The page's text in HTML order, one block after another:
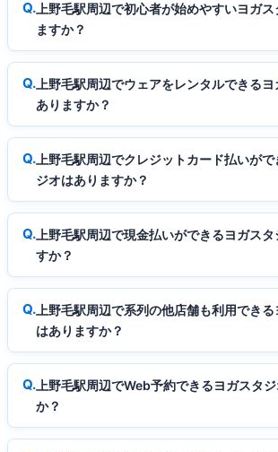
上野毛駅周辺で初心者が始めやすいヨガ
ますか？
上野毛駅周辺でウェアをレンタルできる
ありますか？
上野毛駅周辺でクレジットカード払いが
ジオはありますか？
上野毛駅周辺で現金払いができるヨガス
すか？
上野毛駅周辺で系列の他店舗も利用でき
はありますか？
上野毛駅周辺でWeb予約できるヨガスタ
か？